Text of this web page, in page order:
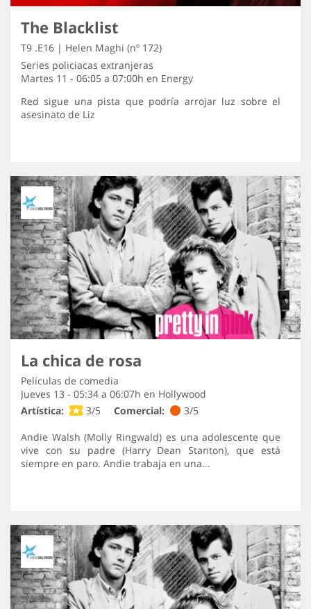
The Blacklist
T9 .E16 | Helen Maghi (nº 172)
Series policiacas extranjeras
Martes 11 - 06:05 a 07:00h en Energy
Red sigue una pista que podría arrojar luz sobre el
asesinato de Liz
La chica de rosa
Películas de comedia
Jueves 13 - 05:34 a 06:07h en Hollywood
Artística:
3/5 Comercial:
3/5
Andie Walsh (Molly Ringwald) es una adolescente que
vive con su padre (Harry Dean Stanton), que está
siempre en paro. Andie trabaja en una…